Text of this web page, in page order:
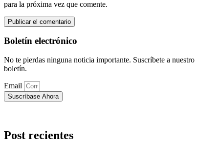
para la próxima vez que comente.
Boletín electrónico
No te pierdas ninguna noticia importante. Suscríbete a nuestro
boletín.
Email
Suscríbase Ahora
Post recientes